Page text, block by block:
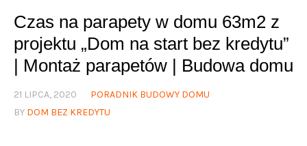
Czas na parapety w domu 63m2 z
projektu „Dom na start bez kredytu”
| Montaż parapetów | Budowa domu
21 LIPCA, 2020
PORADNIK BUDOWY DOMU
BY DOM BEZ KREDYTU